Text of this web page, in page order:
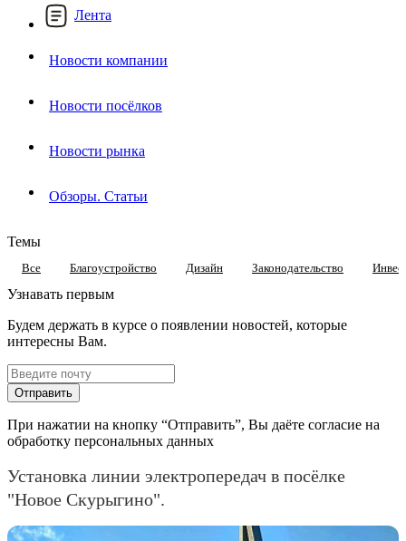
Лента
Новости компании
Новости посёлков
Новости рынка
Обзоры. Статьи
Темы
Все Благоустройство Дизайн Законодательство
Узнавать первым
Будем держать в курсе о появлении новостей, которые
интересны Вам.
Отправить
При нажатии на кнопку “Отправить”, Вы даёте согласие на
обработку персональных данных
Установка линии электропередач в посёлке
"Новое Скурыгино".